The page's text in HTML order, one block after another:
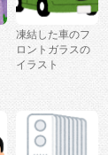
凍結した車のフ
ロントガラスの
イラスト